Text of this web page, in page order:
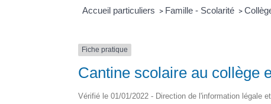
Accueil particuliers > Famille - Scolarité >
Fiche pratique
Cantine scolaire au collège
Vérifié le 01/01/2022 - Direction de l'information légale